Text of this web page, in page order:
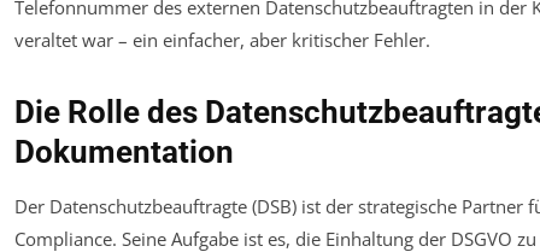
Telefonnummer des externen Datenschutzbeauftragten in der
veraltet war – ein einfacher, aber kritischer Fehler.
Die Rolle des
Dokumentation
Der Datenschutzbeauftragte (DSB) ist der strategische Partner
Compliance. Seine Aufgabe ist es, die Einhaltung der DSGVO